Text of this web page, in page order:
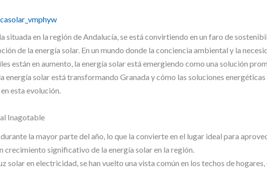
situada en la región de Andalucía, se está convirtiendo en un faro de
de la energía solar. En un mundo donde la conciencia ambiental y la
están en aumento, la energía solar está emergiendo como una solución
energía solar está transformando Granada y cómo las soluciones energéticas
esta evolución.
Inagotable
la mayor parte del año, lo que la convierte en el lugar ideal para
crecimiento significativo de la energía solar en la región.
solar en electricidad, se han vuelto una vista común en los techos de